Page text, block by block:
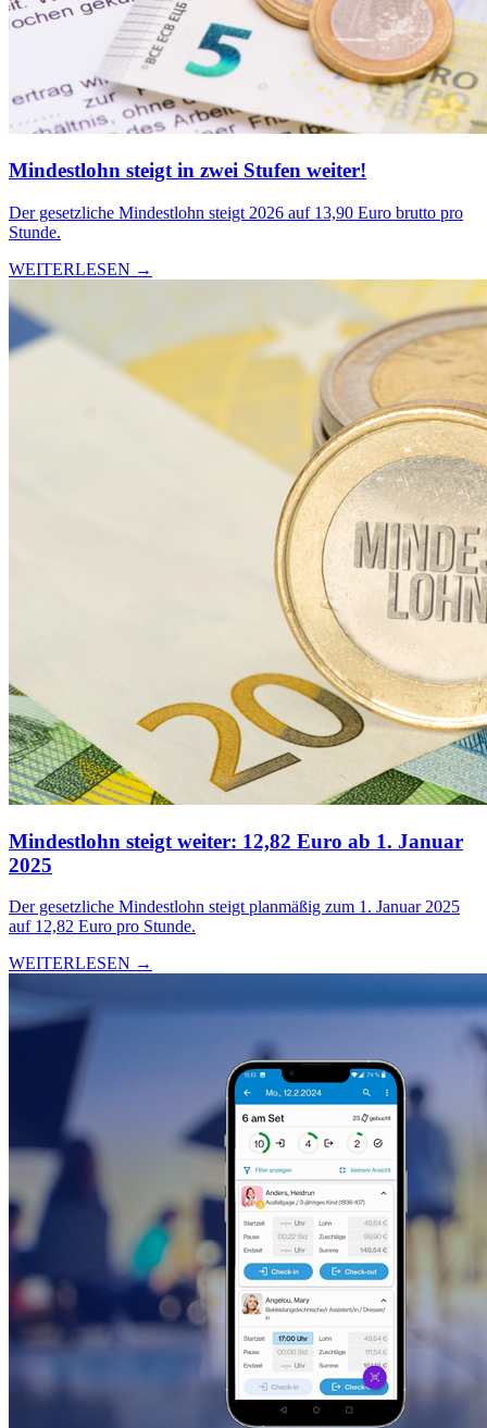
Mindestlohn steigt in zwei Stufen weiter!
Der gesetzliche Mindestlohn steigt 2026 auf 13,90 Euro brutto pro
Stunde.
WEITERLESEN →
Mindestlohn steigt weiter: 12,82 Euro ab 1. Januar
2025
Der gesetzliche Mindestlohn steigt planmäßig zum 1. Januar 2025
auf 12,82 Euro pro Stunde.
WEITERLESEN →